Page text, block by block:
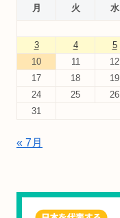
月 火 水
3
4 5
10
11 12
17
18 19
24
25 26
31
« 7月